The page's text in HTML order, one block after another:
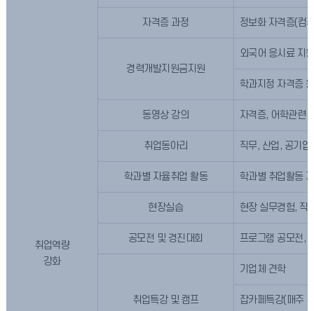
취업역량
강화
자격증 과정 정보화 자격증(컴
경력개발지원금지원
외국어 응시료 지원
학과지정 자격증
동영상 강의 자격증, 어학관련
취업동아리 직무, 산업, 공기
학과별 자율취업 활동 학과별 취업활동
현장실습 현장 실무경험, 직
공모전 및 경진대회 프로그램 공모전,
취업특강 및 캠프
기업체 견학
잡카페특강(매주